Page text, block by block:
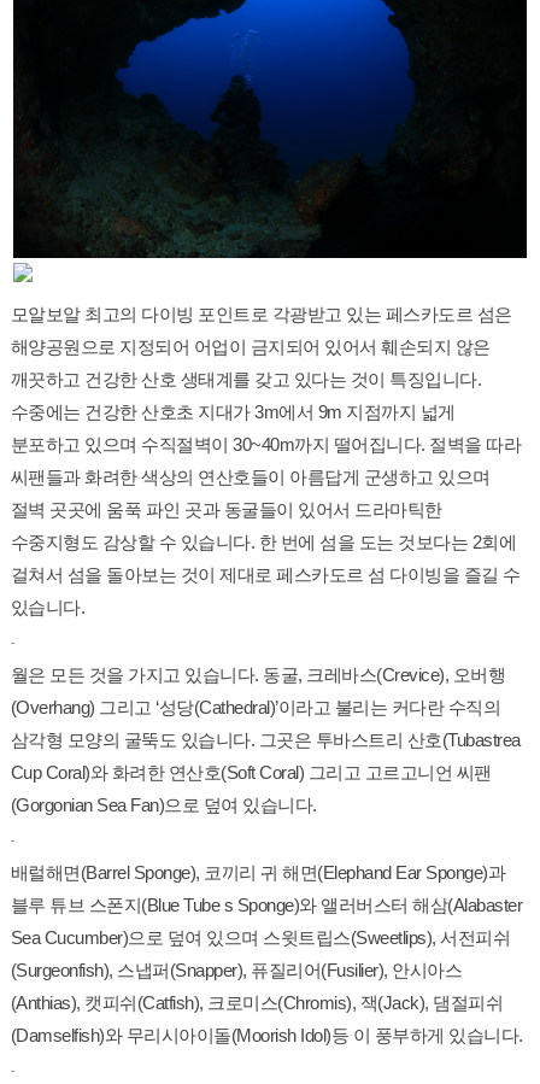
모알보알 최고의 다이빙 포인트로 각광받고 있는 페스카도르 섬은
해양공원으로 지정되어 어업이 금지되어 있어서 훼손되지 않은
깨끗하고 건강한 산호 생태계를 갖고 있다는 것이 특징입니다.
수중에는 건강한 산호초 지대가 3m에서 9m 지점까지 넓게
분포하고 있으며 수직절벽이 30~40m까지 떨어집니다. 절벽을 따라
씨팬들과 화려한 색상의 연산호들이 아름답게 군생하고 있으며
절벽 곳곳에 움푹 파인 곳과 동굴들이 있어서 드라마틱한
수중지형도 감상할 수 있습니다. 한 번에 섬을 도는 것보다는 2회에
걸쳐서 섬을 돌아보는 것이 제대로 페스카도르 섬 다이빙을 즐길 수
있습니다.
-
월은 모든 것을 가지고 있습니다. 동굴, 크레바스(Crevice), 오버행
(Overhang) 그리고 ‘성당(Cathedral)’이라고 불리는 커다란 수직의
삼각형 모양의 굴뚝도 있습니다. 그곳은 투바스트리 산호(Tubastrea
Cup Coral)와 화려한 연산호(Soft Coral) 그리고 고르고니언 씨팬
(Gorgonian Sea Fan)으로 덮여 있습니다.
-
배럴해면(Barrel Sponge), 코끼리 귀 해면(Elephand Ear Sponge)과
블루 튜브 스폰지(Blue Tube s Sponge)와 앨러버스터 해삼(Alabaster
Sea Cucumber)으로 덮여 있으며 스윗트립스(Sweetlips), 서전피쉬
(Surgeonfish), 스냅퍼(Snapper), 퓨질리어(Fusilier), 안시아스
(Anthias), 캣피쉬(Catfish), 크로미스(Chromis), 잭(Jack), 댐절피쉬
(Damselfish)와 무리시아이돌(Moorish Idol)등 이 풍부하게 있습니다.
-